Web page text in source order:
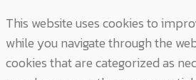
This website uses cookies to
while you navigate through the
cookies that are categorized as